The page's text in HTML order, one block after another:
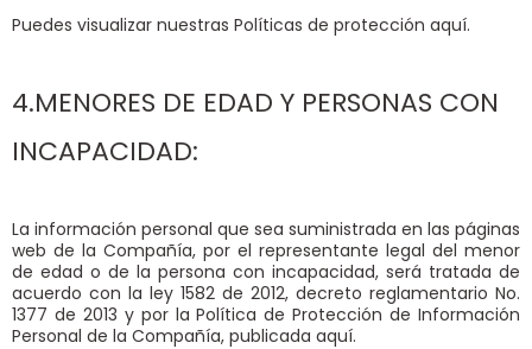
Puedes visualizar nuestras Políticas de protección aquí.
4.MENORES DE EDAD Y PERSONAS CON
INCAPACIDAD:
La información personal que sea suministrada en las páginas
web de la Compañía, por el representante legal del menor
de edad o de la persona con incapacidad, será tratada de
acuerdo con la ley 1582 de 2012, decreto reglamentario No.
1377 de 2013 y por la Política de Protección de Información
Personal de la Compañía, publicada aquí.